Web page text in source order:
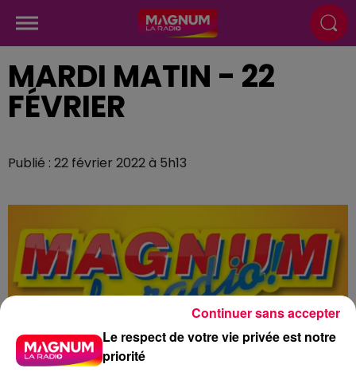
MARDI MATIN - 22
FÉVRIER
Publié : 22 février 2022 à 5h13
Le respect de votre vie privée est notre
priorité
Continuer sans accepter